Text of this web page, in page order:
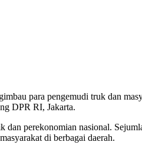
para pengemudi truk dan
DPR RI, Jakarta.
perekonomian nasional.
di berbagai daerah.